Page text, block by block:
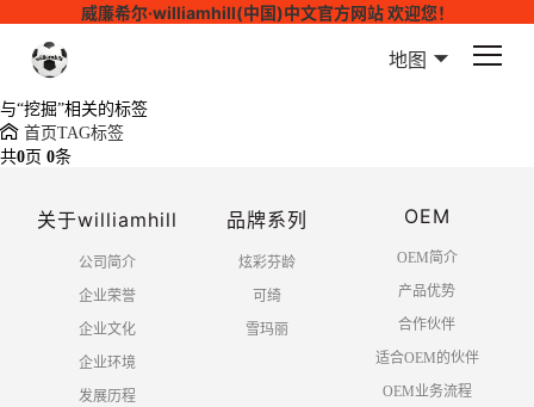
威廉希尔·williamhill(中国)中文官方网站 欢迎您！
地图
与“挖掘”相关的标签
首页TAG标签
共0页 0条
关于williamhill
公司简介
企业荣誉
企业文化
企业环境
发展历程
品牌系列
炫彩芬龄
可绮
雪玛丽
OEM
OEM简介
产品优势
合作伙伴
适合OEM的伙伴
OEM业务流程